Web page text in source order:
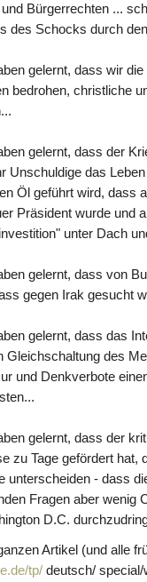
Bürgerrechten ...
des Schocks durch
gelernt, dass wir
bedrohen, christliche
gelernt, dass der
Unschuldige das
Öl geführt wird, dass
Präsident wurde und
unter Dach
gelernt, dass von
gegen Irak gesucht
gelernt, dass das
Gleichschaltung des
und Denkverbote
gelernt, dass der
zu Tage gefördert hat,
unterscheiden - dass
Fragen aber wenig
D.C.
Artikel (und alle
tp/ deutsch/